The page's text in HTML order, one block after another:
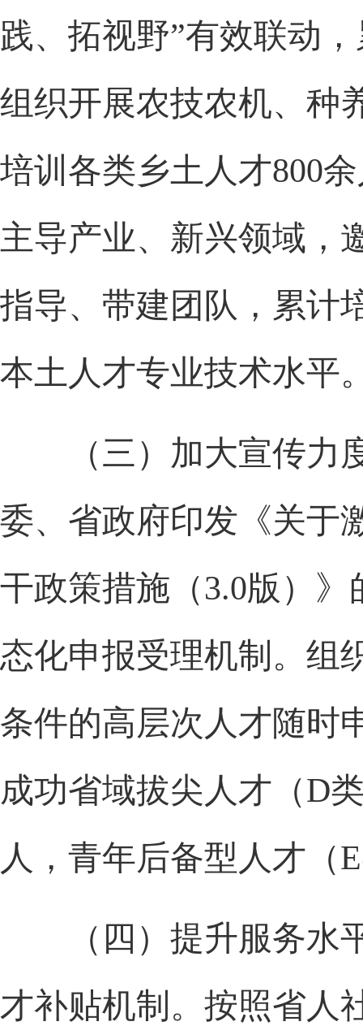
践、拓视野”有效联动
组织开展农技农机、种
培训各类乡土人才800
主导产业、新兴领域，
指导、带建团队，累计
本土人才专业技术水平
（三）加大宣传力度
委、省政府印发《关于
干政策措施（3.0版）
态化申报受理机制。组
条件的高层次人才随时
成功省域拔尖人才（D
人，青年后备型人才（
（四）提升服务水平
才补贴机制。按照省人